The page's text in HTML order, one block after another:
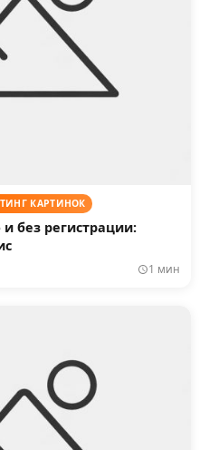
КАРТИНОК
без регистрации:
1 мин